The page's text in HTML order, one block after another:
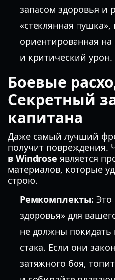
запасом здоровья и
«стеклянная
ориентированная на
и критический урон.
Боевые
Секретный
капитана
Даже самый лучший
получит повреждения.
в Windrose является
материалов, которые
строю.
Ремкомплекты: Это
здоровья» для
не должны покидать
стака. Если они
затяжного боя,